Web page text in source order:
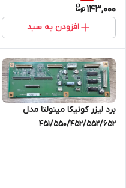
143,000
افزودن به سبد
برد لیزر کونیکا مینولتا مدل
۴۵۱/۵۵۰/۴۵۲/۵۵۲/۶۵۲